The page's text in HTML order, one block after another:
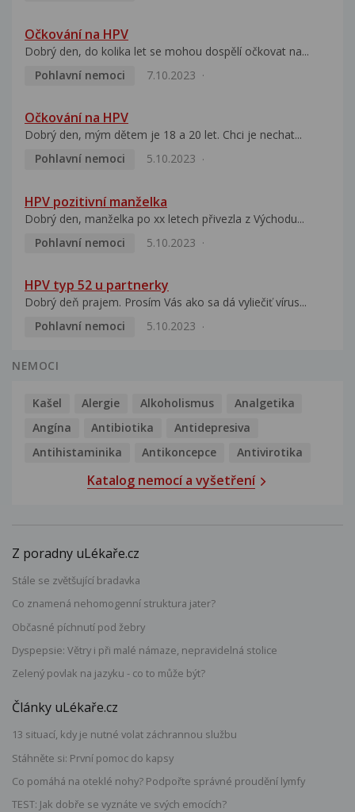
Očkování na HPV
Dobrý den, do kolika let se mohou dospělí očkovat na...
Pohlavní nemoci
7.10.2023
Očkování na HPV
Dobrý den, mým dětem je 18 a 20 let. Chci je nechat...
Pohlavní nemoci
5.10.2023
HPV pozitivní manželka
Dobrý den, manželka po xx letech přivezla z Východu...
Pohlavní nemoci
5.10.2023
HPV typ 52 u partnerky
Dobrý deň prajem. Prosím Vás ako sa dá vyliečiť vírus...
Pohlavní nemoci
5.10.2023
NEMOCI
Kašel Alergie Alkoholismus
Analgetika
Angína
Antibiotika
Antidepresiva
Antihistaminika
Antikoncepce Antivirotika
Katalog nemocí a vyšetření
Z poradny uLékaře.cz
Stále se zvětšující bradavka
Co znamená nehomogenní struktura jater?
Občasné píchnutí pod žebry
Dyspepsie: Větry i při malé námaze, nepravidelná stolice
Zelený povlak na jazyku - co to může být?
Články uLékaře.cz
13 situací, kdy je nutné volat záchrannou službu
Stáhněte si: První pomoc do kapsy
Co pomáhá na oteklé nohy? Podpořte správné proudění lymfy
TEST: Jak dobře se vyznáte ve svých emocích?